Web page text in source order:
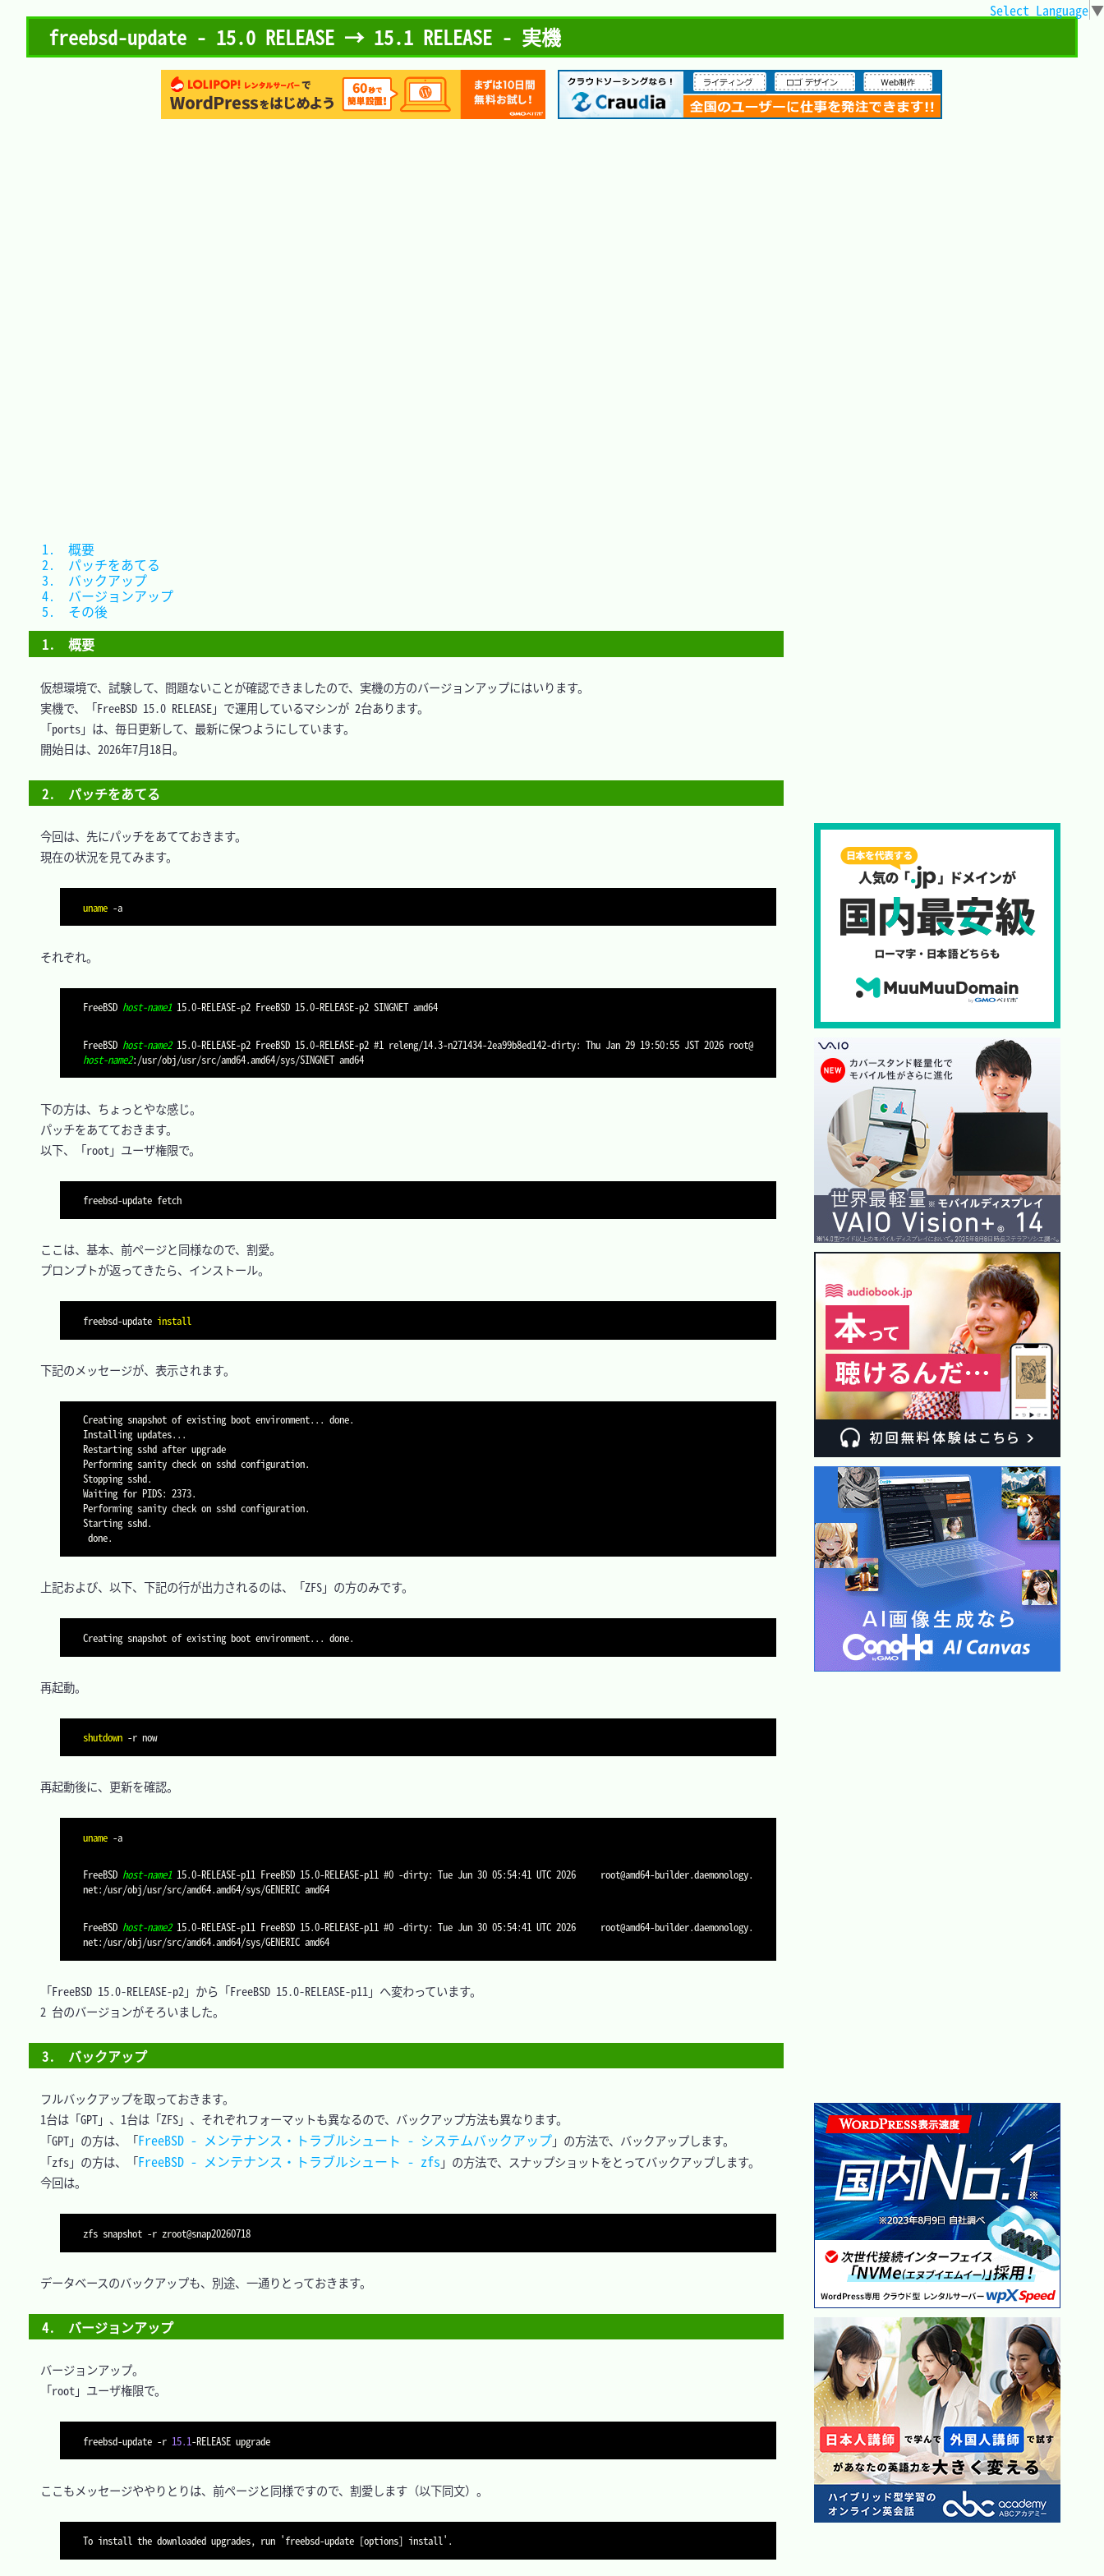
freebsd-update - 15.0 RELEASE → 15.1 RELEASE - 実機
Select Language▼
1.　概要
仮想環境で、試験して、問題ないことが確認できましたので、実機の方のバージョンアップにはいります。
実機で、「FreeBSD 15.0 RELEASE」で運用しているマシンが 2台あります。
「ports」は、毎日更新して、最新に保つようにしています。
開始日は、2026年7月18日。
2.　パッチをあてる
今回は、先にパッチをあてておきます。
現在の状況を見てみます。
uname -a
それぞれ。
FreeBSD host-name1 15.0-RELEASE-p2 FreeBSD 15.0-RELEASE-p2 SINGNET amd64
FreeBSD host-name2 15.0-RELEASE-p2 FreeBSD 15.0-RELEASE-p2 #1 releng/14.3-n271434-2ea99b8ed142-dirty: Thu Jan 29 19:50:55 JST 2026 root@
host-name2
:/usr/obj/usr/src/amd64.amd64/sys/SINGNET amd64
Copy
下の方は、ちょっとやな感じ。
パッチをあてておきます。
以下、「root」ユーザ権限で。
freebsd-update fetch
ここは、基本、前ページと同様なので、割愛。
プロンプトが返ってきたら、インストール。
freebsd-update install
下記のメッセージが、表示されます。
Creating snapshot of existing boot environment... done.
Installing updates...
Restarting sshd after upgrade
Performing sanity check on sshd configuration.
Stopping sshd.
Waiting for PIDS: 2373.
Performing sanity check on sshd configuration.
Starting sshd.
上記および、以下、下記の行が出力されるのは、「ZFS」の方のみです。
再起動。
shutdown -r now
再起動後に、更新を確認。
uname -a
FreeBSD host-name1 15.0-RELEASE-p11 FreeBSD 15.0-RELEASE-p11 #0 -dirty: Tue Jun 30 05:54:41 UTC 2026     root@amd64-builder.daemonology.
net:/usr/obj/usr/src/amd64.amd64/sys/GENERIC amd64
Copy
FreeBSD host-name2 15.0-RELEASE-p11 FreeBSD 15.0-RELEASE-p11 #0 -dirty: Tue Jun 30 05:54:41 UTC 2026     root@amd64-builder.daemonology.
net:/usr/obj/usr/src/amd64.amd64/sys/GENERIC amd64
Copy
「FreeBSD 15.0-RELEASE-p2」から「FreeBSD 15.0-RELEASE-p11」へ変わっています。
2 台のバージョンがそろいました。
3.　バックアップ
フルバックアップを取っておきます。
1台は「GPT」、1台は「ZFS」、それぞれフォーマットも異なるので、バックアップ方法も異なります。
「GPT」の方は、「FreeBSD - メンテナンス・トラブルシュート - システムバックアップ」の方法で、バックアップします。
「zfs」の方は、「FreeBSD - メンテナンス・トラブルシュート - zfs 」の方法で、スナップショットをとってバックアップします。
今回は。
zfs snapshot -r zroot@snap20260718
データベースのバックアップも、別途、一通りとっておきます。
4.　バージョンアップ
バージョンアップ。
「root」ユーザ権限で。
freebsd-update -r 15.1 -RELEASE upgrade
ここもメッセージややりとりは、前ページと同様ですので、割愛します（以下同文）。